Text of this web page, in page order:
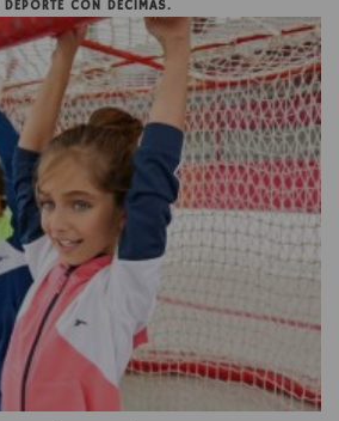
DEPORTE CON DÉCIMAS.